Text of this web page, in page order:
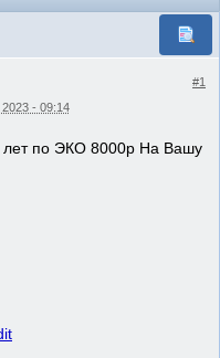
#1
- 09:14
по ЭКО 8000р На Вашу